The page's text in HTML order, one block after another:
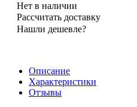
Нет в наличии
Рассчитать доставку
Нашли дешевле?
Описание
Характеристики
Отзывы